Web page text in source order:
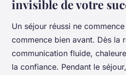
invisible de votre
Un séjour réussi ne
commence bien avant. Dès la
communication fluide,
la confiance. Pendant le